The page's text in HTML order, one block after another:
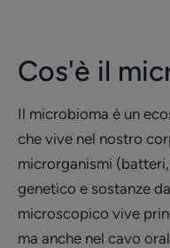
Cos'è il
Il microbioma è un
che vive nel nostro
microrganismi
genetico e sostanze
microscopico vive
ma anche nel cavo